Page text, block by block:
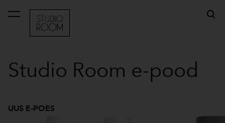
lisati ostukorvi.
Studio Room e-pood
UUS E-POES